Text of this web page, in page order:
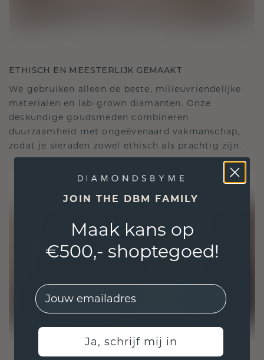
ETHISCH EN MEESTERLIJK GEMAAKT
We gebruiken alleen de beste, milieuvriendelijke
materialen en lab-grown diamanten. Onze
deskundige goudsmeden combineren
duurzaamheid met ongeëvenaard vakmanschap,
zodat je sieraden zowel ethisch als prachtig zijn.
JOIN THE DBM FAMILY
Maak kans op
€500,- shoptegoed!
EMail
Ja, schrijf mij in